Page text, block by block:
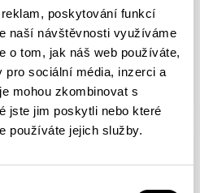
poskytování funkcí
naší návštěvnosti využíváme
o tom, jak náš web používáte,
sociální média, inzerci a
mohou zkombinovat s
jste jim poskytli nebo které
používáte jejich služby.
9a